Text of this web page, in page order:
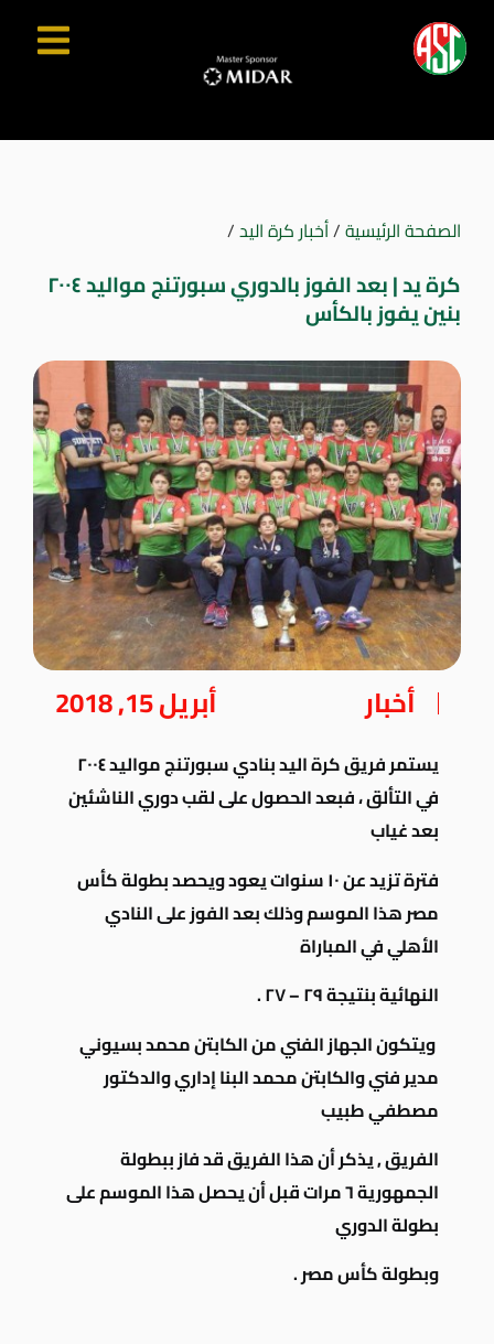
الصفحة الرئيسية/أخبار كرة اليد/
كرة يد | بعد الفوز بالدوري سبورتنج مواليد ٢٠٠٤
بنين يفوز بالكأس
أخبار أبريل 15, 2018
يستمر فريق كرة اليد بنادي سبورتنج مواليد ٢٠٠٤
في التألق ، فبعد الحصول على لقب دوري الناشئين
بعد غياب
فترة تزيد عن ١٠ سنوات يعود ويحصد بطولة كأس
مصر هذا الموسم وذلك بعد الفوز على النادي
الأهلي في المباراة
النهائيةبنتيجة ٢٩ – ٢٧ .
ويتكون الجهاز الفني من الكابتن محمد بسيوني
مدير فني والكابتن محمد البنا إداري والدكتور
مصطفيطبيب
الفريق , يذكر أنهذا الفريق قد فاز ببطولة
الجمهورية ٦ مرات قبل أن يحصل هذا الموسم على
بطولة الدوري
وبطولة كأس مصر .